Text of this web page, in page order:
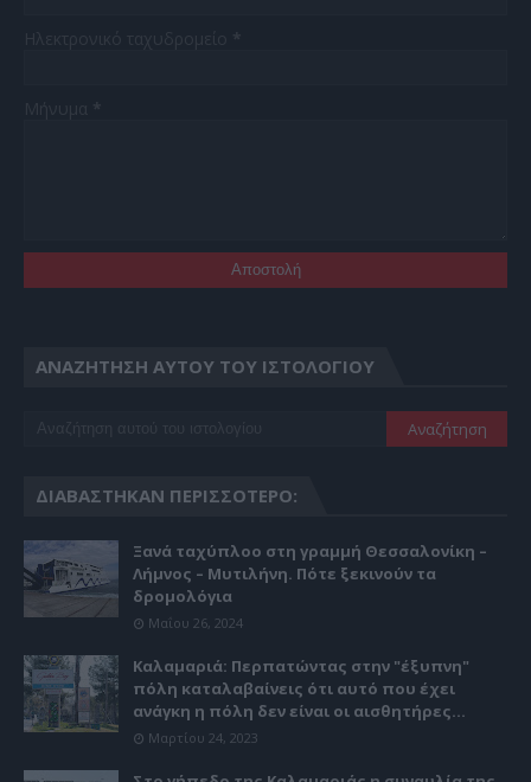
ΑΝΑΖΉΤΗΣΗ ΑΥΤΟΎ ΤΟΥ ΙΣΤΟΛΟΓΊΟΥ
ΔΙΑΒΆΣΤΗΚΑΝ ΠΕΡΙΣΣΌΤΕΡΟ:
Ξανά ταχύπλοο στη γραμμή Θεσσαλονίκη –
Λήμνος – Μυτιλήνη. Πότε ξεκινούν τα
δρομολόγια
Μαΐου 26, 2024
Καλαμαριά: Περπατώντας στην "έξυπνη"
πόλη καταλαβαίνεις ότι αυτό που έχει
ανάγκη η πόλη δεν είναι οι αισθητήρες...
Μαρτίου 24, 2023